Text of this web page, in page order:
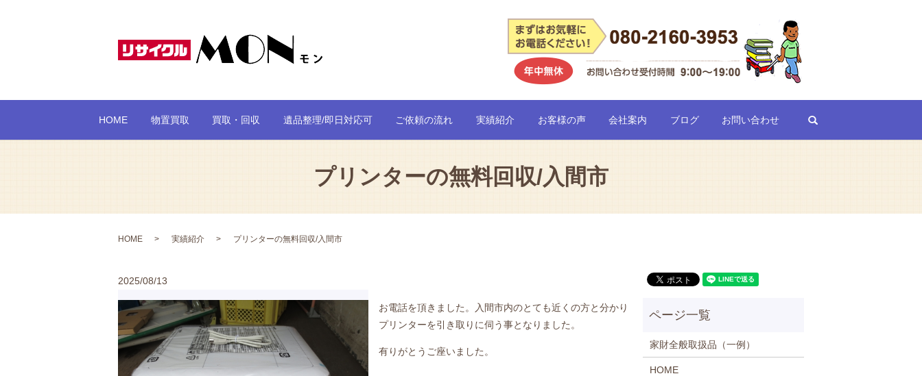
HOME 物置買取 買取・回収 遺品整理/即日対応可 ご依頼の流れ 実績紹介 お客様の声 会社案内 ブログ お問い合わせ
プリンターの無料回収/入間市
HOME 実績紹介 プリンターの無料回収/入間市
2025/08/13
お電話を頂きました。入間市内のとても近くの方と分かり
プリンターを引き取りに伺う事となりました。
有りがとうご座いました。
家財全般取扱品（一例）
HOME